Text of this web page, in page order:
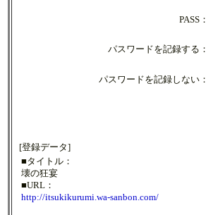
PASS：
パスワードを記録する：
パスワードを記録しない：
[登録データ]
■タイトル：
壊の狂宴
■URL：
http://itsukikurumi.wa-sanbon.com/